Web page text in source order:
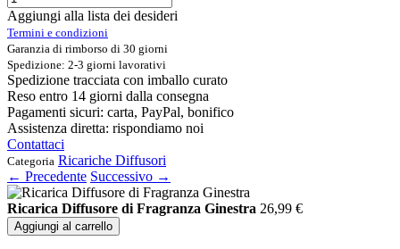
Aggiungi alla lista dei desideri
Termini e condizioni
Garanzia di rimborso di 30 giorni
Spedizione: 2-3 giorni lavorativi
Spedizione tracciata con imballo curato
Reso entro 14 giorni dalla consegna
Pagamenti sicuri: carta, PayPal, bonifico
Assistenza diretta: rispondiamo noi
Contattaci
Categoria Ricariche Diffusori
← Precedente Successivo →
Ricarica Diffusore di Fragranza Ginestra 26,99 €
Aggiungi al carrello